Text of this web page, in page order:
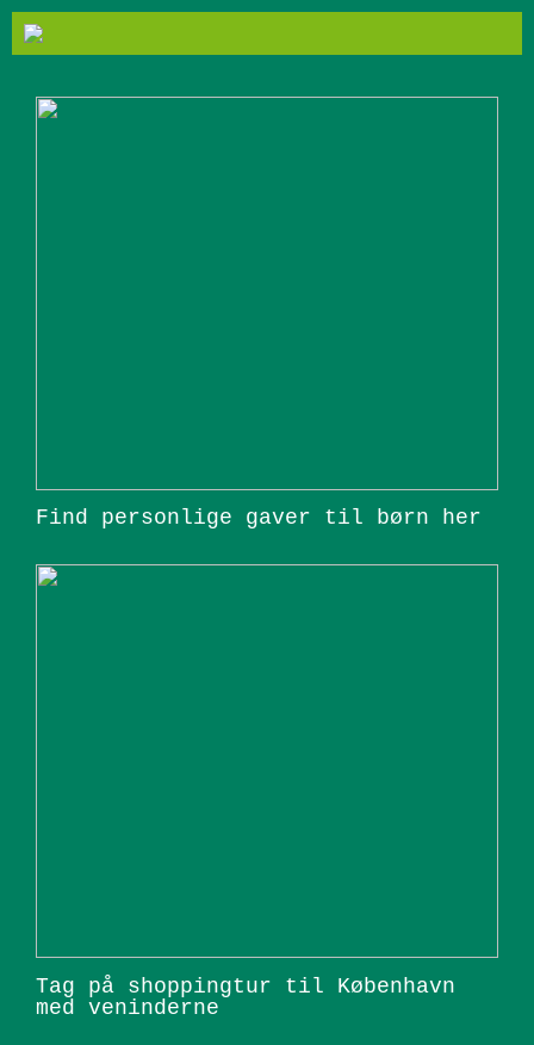
Find personlige gaver til børn her
Tag på shoppingtur til København
med veninderne